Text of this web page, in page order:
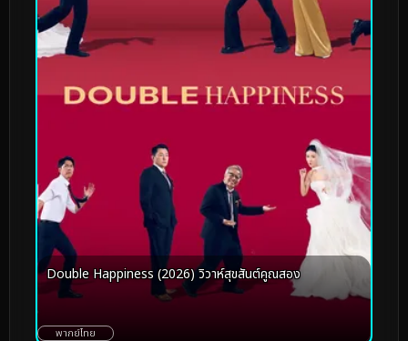
Double Happiness (2026) วิวาห์สุขสันต์คูณสอง
พากย์ไทย